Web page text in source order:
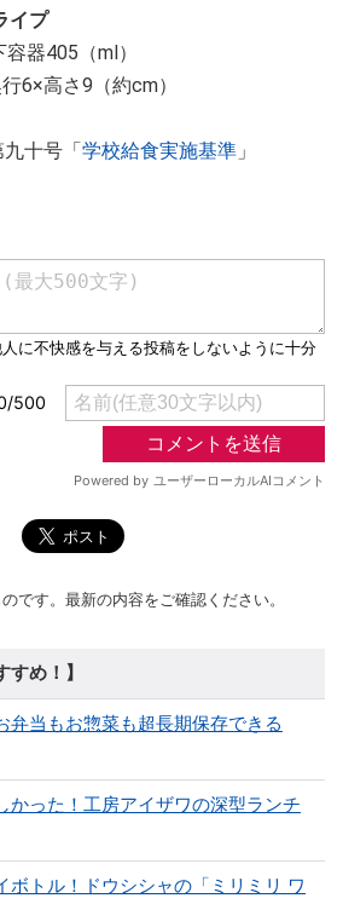
イプ
器405（ml）
6×高さ9（約cm）
十号「学校給食実施基準 」
です。最新の内容をご確認ください。
すめ！】
弁当もお惣菜も超長期保存できる
かった！工房アイザワの深型ランチ
ボトル！ドウシシャの「ミリミリ ワ